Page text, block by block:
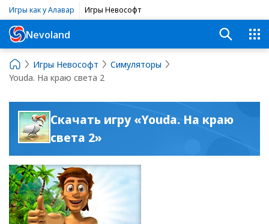
Игры как у Алавар Игры Невософт
Nevoland
Игры Невософт
Симуляторы
Youda. На краю света 2
Скачать игру «Youda. На краю
света 2»